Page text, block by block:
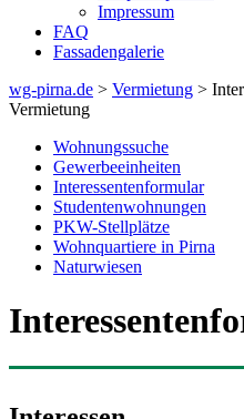
Impressum
FAQ
Fassadengalerie
wg-pirna.de > Vermietung >
Vermietung
Wohnungssuche
Gewerbeeinheiten
Interessentenformular
Studentenwohnungen
PKW-Stellplätze
Wohnquartiere in Pirna
Naturwiesen